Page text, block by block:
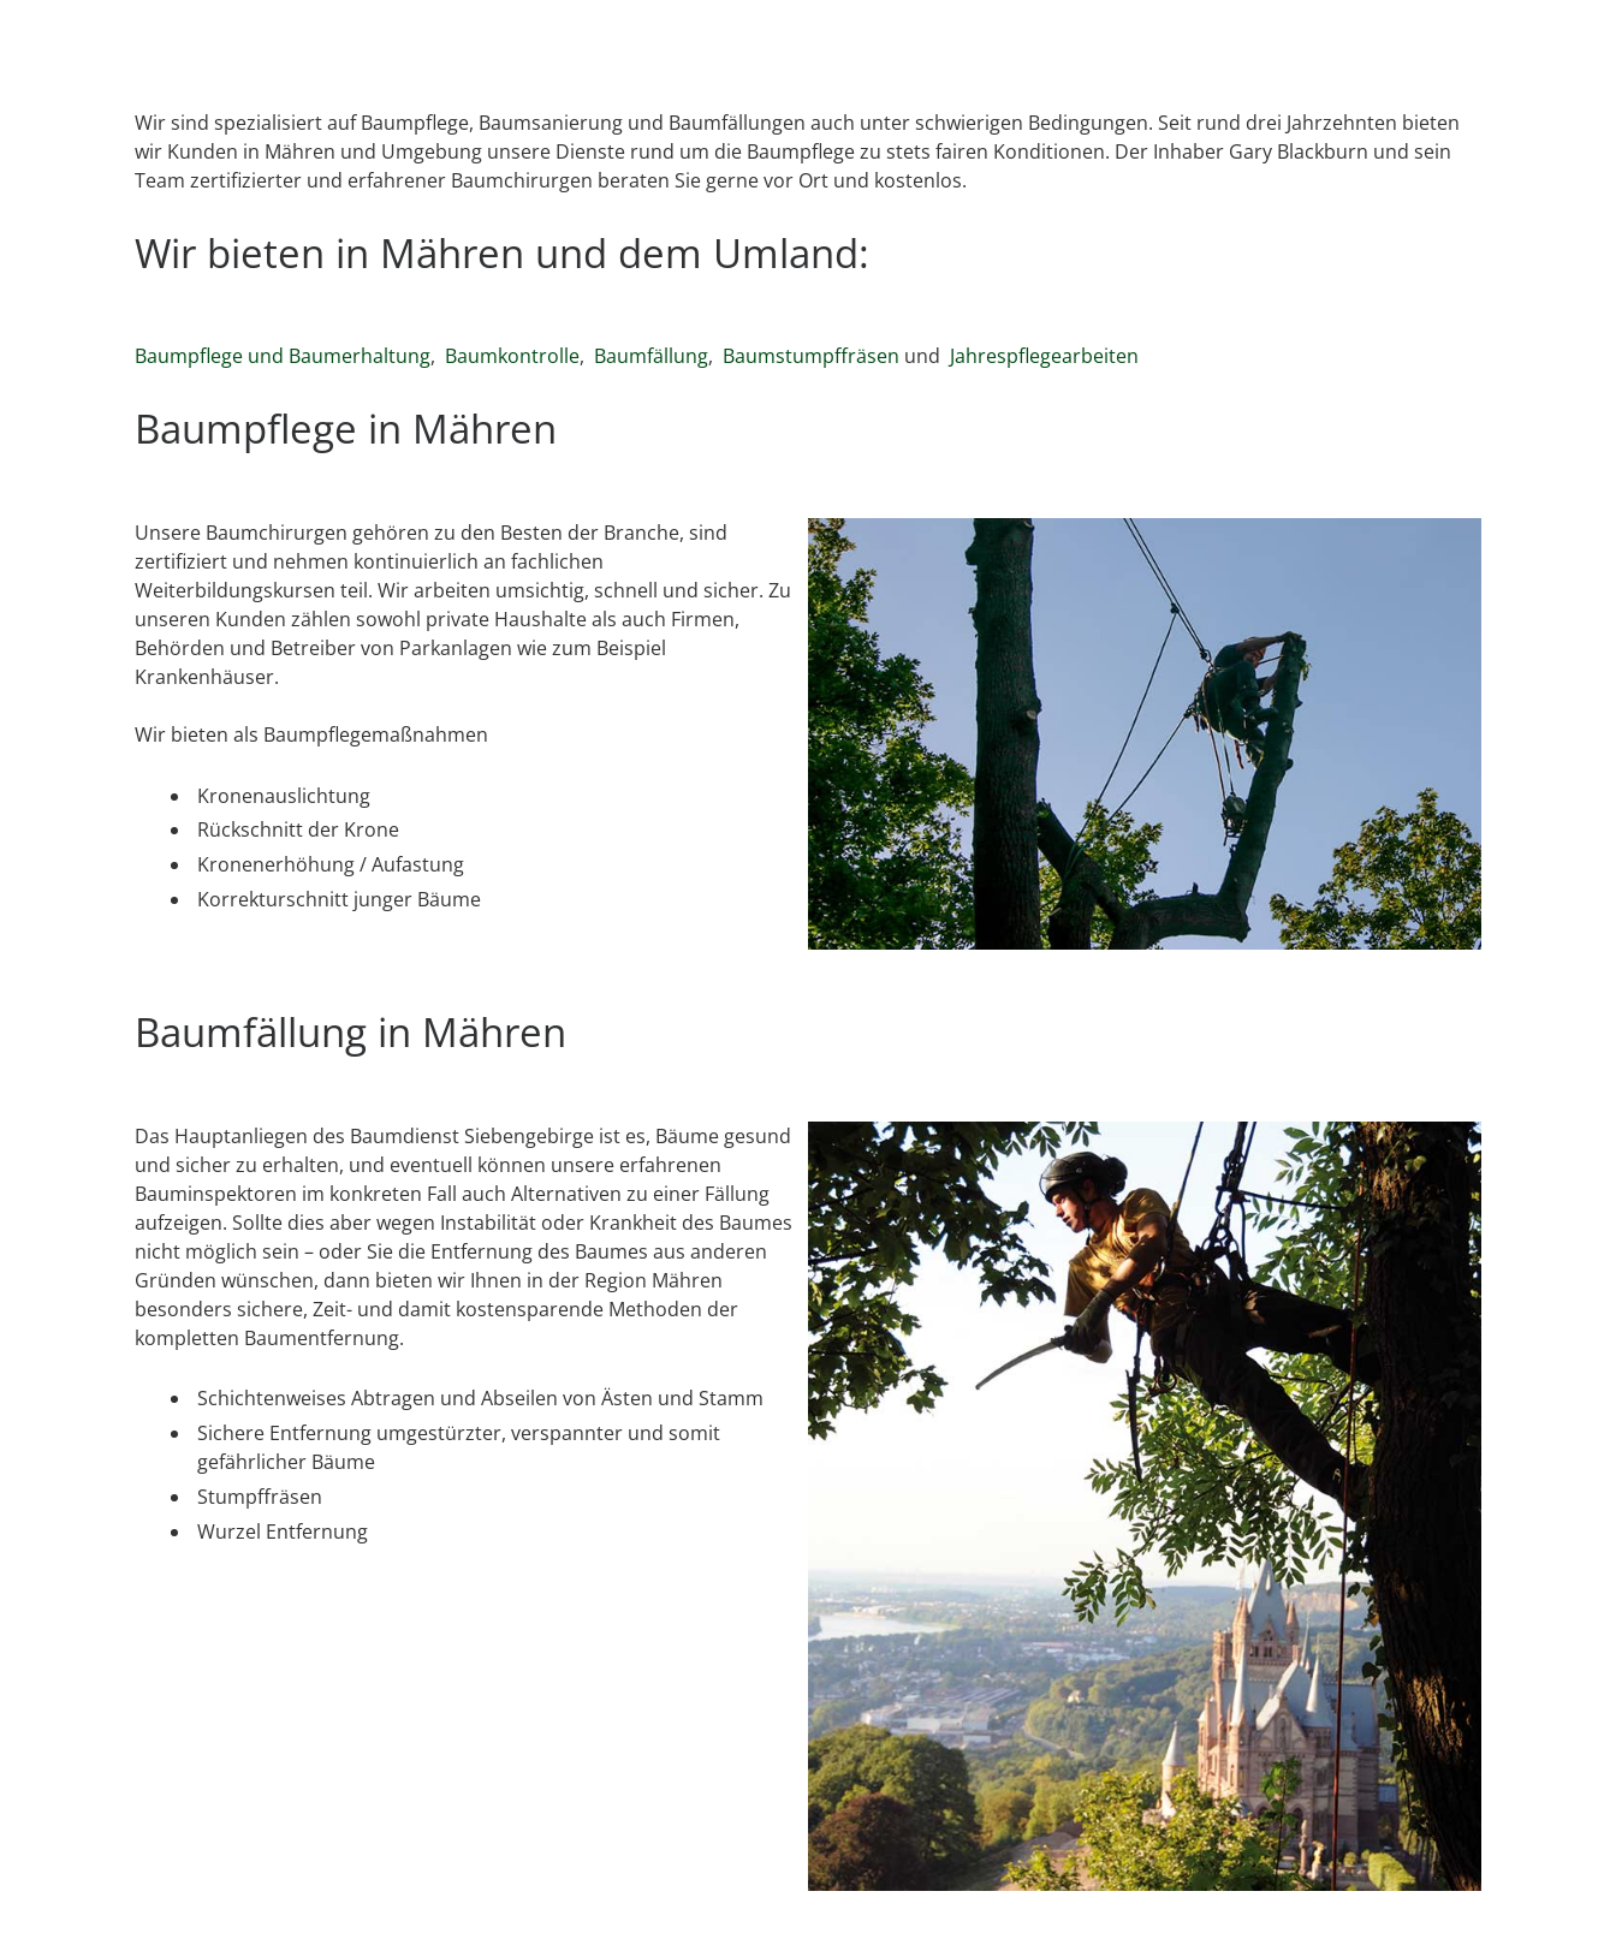
Wir sind spezialisiert auf Baumpflege, Baumsanierung und Baumfällungen auch unter schwierigen Bedingungen. Seit rund drei Jahrzehnten bieten
wir Kunden in Mähren und Umgebung unsere Dienste rund um die Baumpflege zu stets fairen Konditionen. Der Inhaber Gary Blackburn und sein
Team zertifizierter und erfahrener Baumchirurgen beraten Sie gerne vor Ort und kostenlos.
Wir bieten in Mähren und dem Umland:
Baumpflege und Baumerhaltung, Baumkontrolle, Baumfällung, Baumstumpffräsen und Jahrespflegearbeiten
Baumpflege in Mähren
Unsere Baumchirurgen gehören zu den Besten der Branche, sind
zertifiziert und nehmen kontinuierlich an fachlichen
Weiterbildungskursen teil. Wir arbeiten umsichtig, schnell und sicher. Zu
unseren Kunden zählen sowohl private Haushalte als auch Firmen,
Behörden und Betreiber von Parkanlagen wie zum Beispiel
Krankenhäuser.
Wir bieten als Baumpflegemaßnahmen
Kronenauslichtung
Rückschnitt der Krone
Kronenerhöhung / Aufastung
Korrekturschnitt junger Bäume
Baumfällung in Mähren
Das Hauptanliegen des Baumdienst Siebengebirge ist es, Bäume gesund
und sicher zu erhalten, und eventuell können unsere erfahrenen
Bauminspektoren im konkreten Fall auch Alternativen zu einer Fällung
aufzeigen. Sollte dies aber wegen Instabilität oder Krankheit des Baumes
nicht möglich sein – oder Sie die Entfernung des Baumes aus anderen
Gründen wünschen, dann bieten wir Ihnen in der Region Mähren
besonders sichere, Zeit- und damit kostensparende Methoden der
kompletten Baumentfernung.
Schichtenweises Abtragen und Abseilen von Ästen und Stamm
Sichere Entfernung umgestürzter, verspannter und somit
gefährlicher Bäume
Stumpffräsen
Wurzel Entfernung